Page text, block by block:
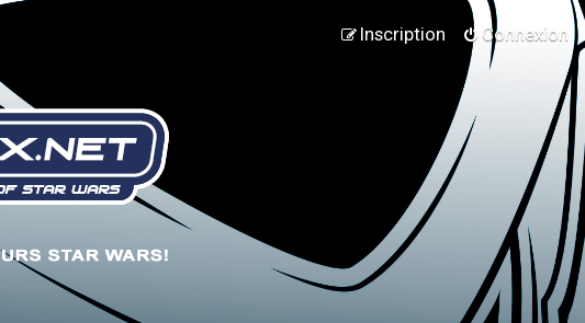
Connexion
Inscription